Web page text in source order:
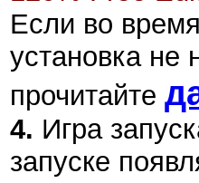
Если во
установка не
прочитайте
4. Игра
запуске